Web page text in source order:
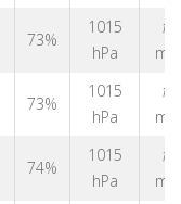
73%
1015
hPa
↑
m/s
73%
1015
hPa
↑
m/s
74%
1015
hPa
↑
m/s